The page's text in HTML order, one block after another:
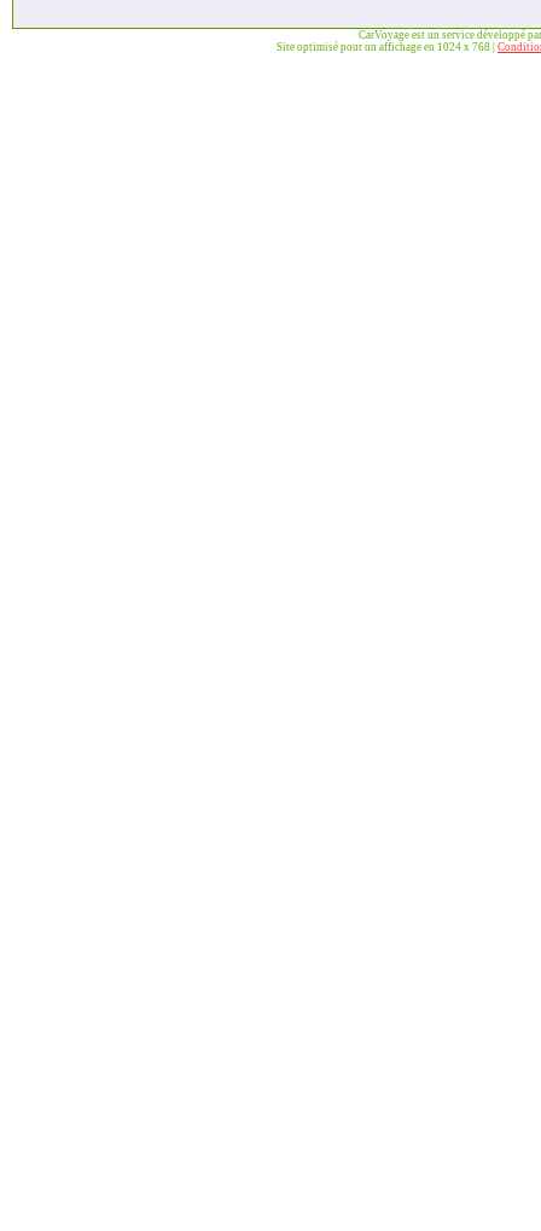
CarVoyage est un service développé
Site optimisé pour un affichage en 1024 x 768 |